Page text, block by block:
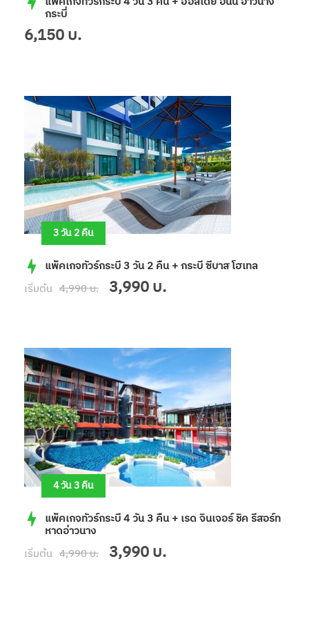
กระบี่
6,150 บ.
3 วัน 2 คืน
แพ็คเกจทัวร์กระบี่ 3 วัน 2 คืน + กระบี่ ซีบาส โฮเทล
เริ่มต้น 4,990 บ. 3,990 บ.
4 วัน 3 คืน
แพ็คเกจทัวร์กระบี่ 4 วัน 3 คืน + เรด จินเจอร์ ชิค รีสอร์ท
หาดอ่าวนาง
เริ่มต้น 4,990 บ. 3,990 บ.